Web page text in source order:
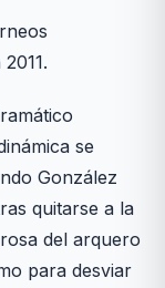
se
González
quitarse a la
del arquero
para desviar